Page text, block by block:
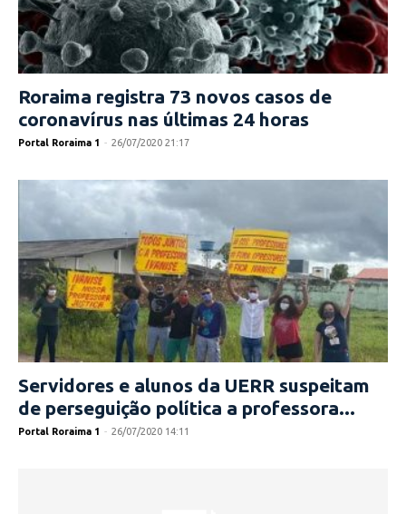
Roraima registra 73 novos casos de
coronavírus nas últimas 24 horas
Portal Roraima 1 - 26/07/2020 21:17
Servidores e alunos da UERR suspeitam
de perseguição política a professora...
Portal Roraima 1 - 26/07/2020 14:11